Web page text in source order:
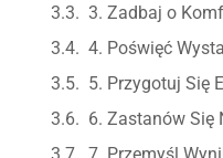
3. Zadbaj o
4. Poświęć
5. Przygotuj Się
6. Zastanów Się